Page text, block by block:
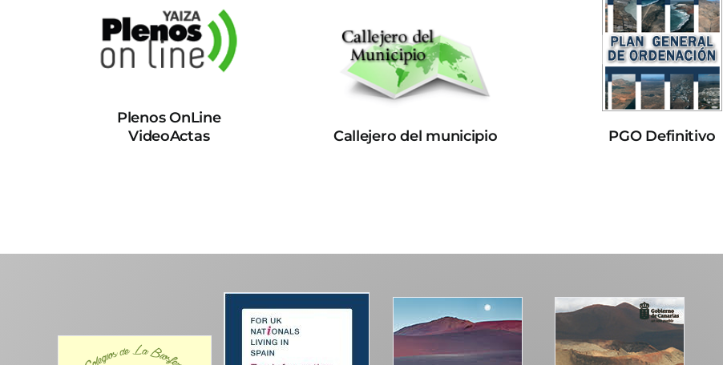
Plenos OnLine
VideoActas
Callejero del municipio PGO Definitivo